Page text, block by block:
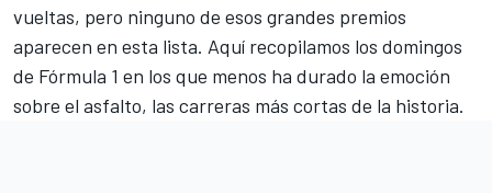
vueltas, pero ninguno de esos grandes premios
aparecen en esta lista. Aquí recopilamos los domingos
de Fórmula 1 en los que menos ha durado la emoción
sobre el asfalto, las carreras más cortas de la historia.